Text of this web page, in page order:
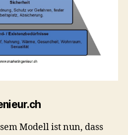
Modell ist nun, dass